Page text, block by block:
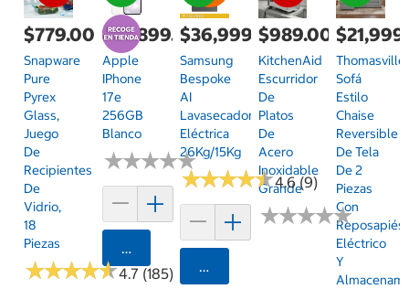
$779.00
Snapware
Pure
Pyrex
Glass,
Juego
De
Recipientes
De
Vidrio,
18
Piezas
★★★★★
★★★★★4.7 (185)
$14,899.00
Apple
IPhone
17e
256GB
Blanco
★★★★★
★★★★★
Agregar
$36,999.00
Samsung
Bespoke
AI
Lavasecadora
Eléctrica
26Kg/15Kg
★★★★★
★★★★★4.6 (9)
Agregar
$989.00
KitchenAid
Escurridor
De
Platos
De
Acero
Inoxidable
Grande
★★★★★
★★★★★
Thomasville,
Sofá
Estilo
Chaise
Reversible
De Tela
De 2
Piezas
Con
Reposapiés
Eléctrico
Y